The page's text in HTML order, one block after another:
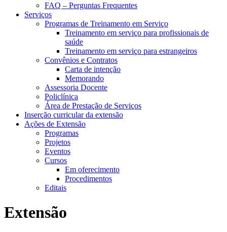
FAQ – Perguntas Frequentes
Serviços
Programas de Treinamento em Serviço
Treinamento em serviço para profissionais de
saúde
Treinamento em serviço para estrangeiros
Convênios e Contratos
Carta de intenção
Memorando
Assessoria Docente
Policlínica
Área de Prestação de Serviços
Inserção curricular da extensão
Ações de Extensão
Programas
Projetos
Eventos
Cursos
Em oferecimento
Procedimentos
Editais
Extensão